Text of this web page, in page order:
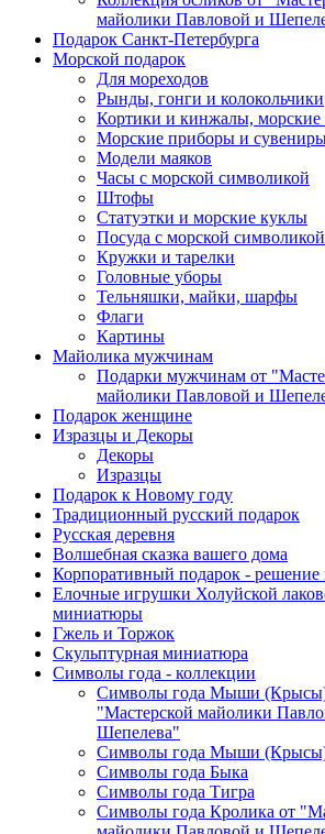
майолики Павловой и
Подарок Санкт-Петербурга
Морской подарок
Для мореходов
Рынды, гонги и колокольчики
Кортики и кинжалы, морские
Морские приборы и
Модели маяков
Часы с морской символикой
Штофы
Статуэтки и морские куклы
Посуда с морской символикой
Кружки и тарелки
Головные уборы
Тельняшки, майки, шарфы
Флаги
Картины
Майолика мужчинам
Подарки мужчинам от
майолики Павловой и
Подарок женщине
Изразцы и Декоры
Декоры
Изразцы
Подарок к Новому году
Традиционный русский подарок
Русская деревня
Волшебная сказка вашего дома
Корпоративный подарок - решение
Елочные игрушки Холуйской
миниатюры
Гжель и Торжок
Скульптурная миниатюра
Символы года - коллекции
Символы года Мыши
"Мастерской майолики
Шепелева"
Символы года Мыши
Символы года Быка
Символы года Тигра
Символы года Кролика от